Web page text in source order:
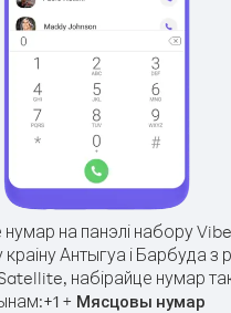
на панэлі набору
краіну Антыгуа і Барбуда з
набірайце нумар
+1 + Мясцовы нумар